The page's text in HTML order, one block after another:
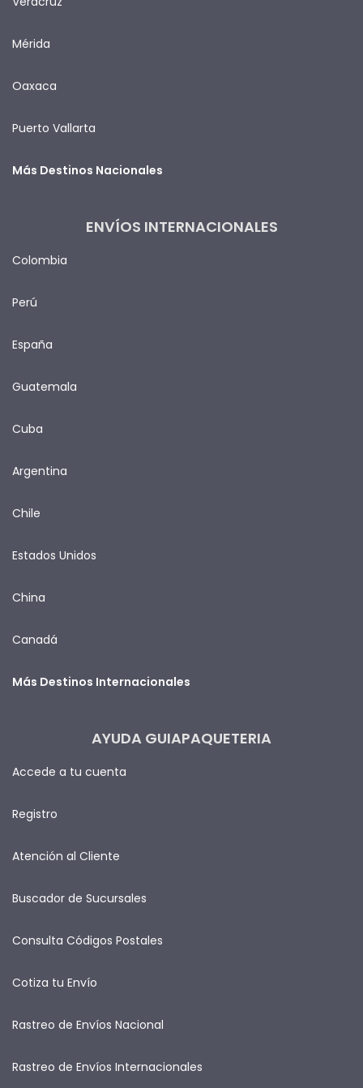
Mérida
Oaxaca
Puerto Vallarta
Más Destinos Nacionales
ENVÍOS INTERNACIONALES
Colombia
Perú
España
Guatemala
Cuba
Argentina
Chile
Estados Unidos
China
Canadá
Más Destinos Internacionales
AYUDA GUIAPAQUETERIA
Accede a tu cuenta
Registro
Atención al Cliente
Buscador de Sucursales
Consulta Códigos Postales
Cotiza tu Envío
Rastreo de Envíos Nacional
Rastreo de Envíos Internacionales